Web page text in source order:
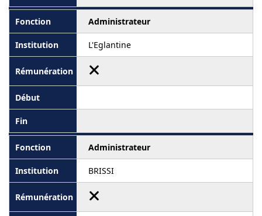
Administrateur
L'Eglantine
Administrateur
BRISSI